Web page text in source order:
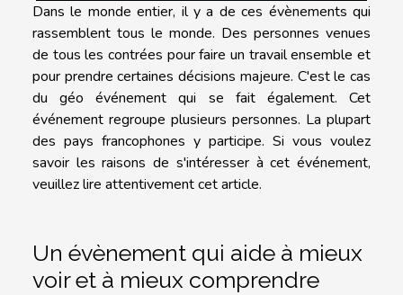
Dans le monde entier, il y a de ces évènements qui
rassemblent tous le monde. Des personnes venues
de tous les contrées pour faire un travail ensemble et
pour prendre certaines décisions majeure. C'est le cas
du géo événement qui se fait également. Cet
événement regroupe plusieurs personnes. La plupart
des pays francophones y participe. Si vous voulez
savoir les raisons de s'intéresser à cet événement,
veuillez lire attentivement cet article.
Un évènement qui aide à mieux
voir et à mieux comprendre